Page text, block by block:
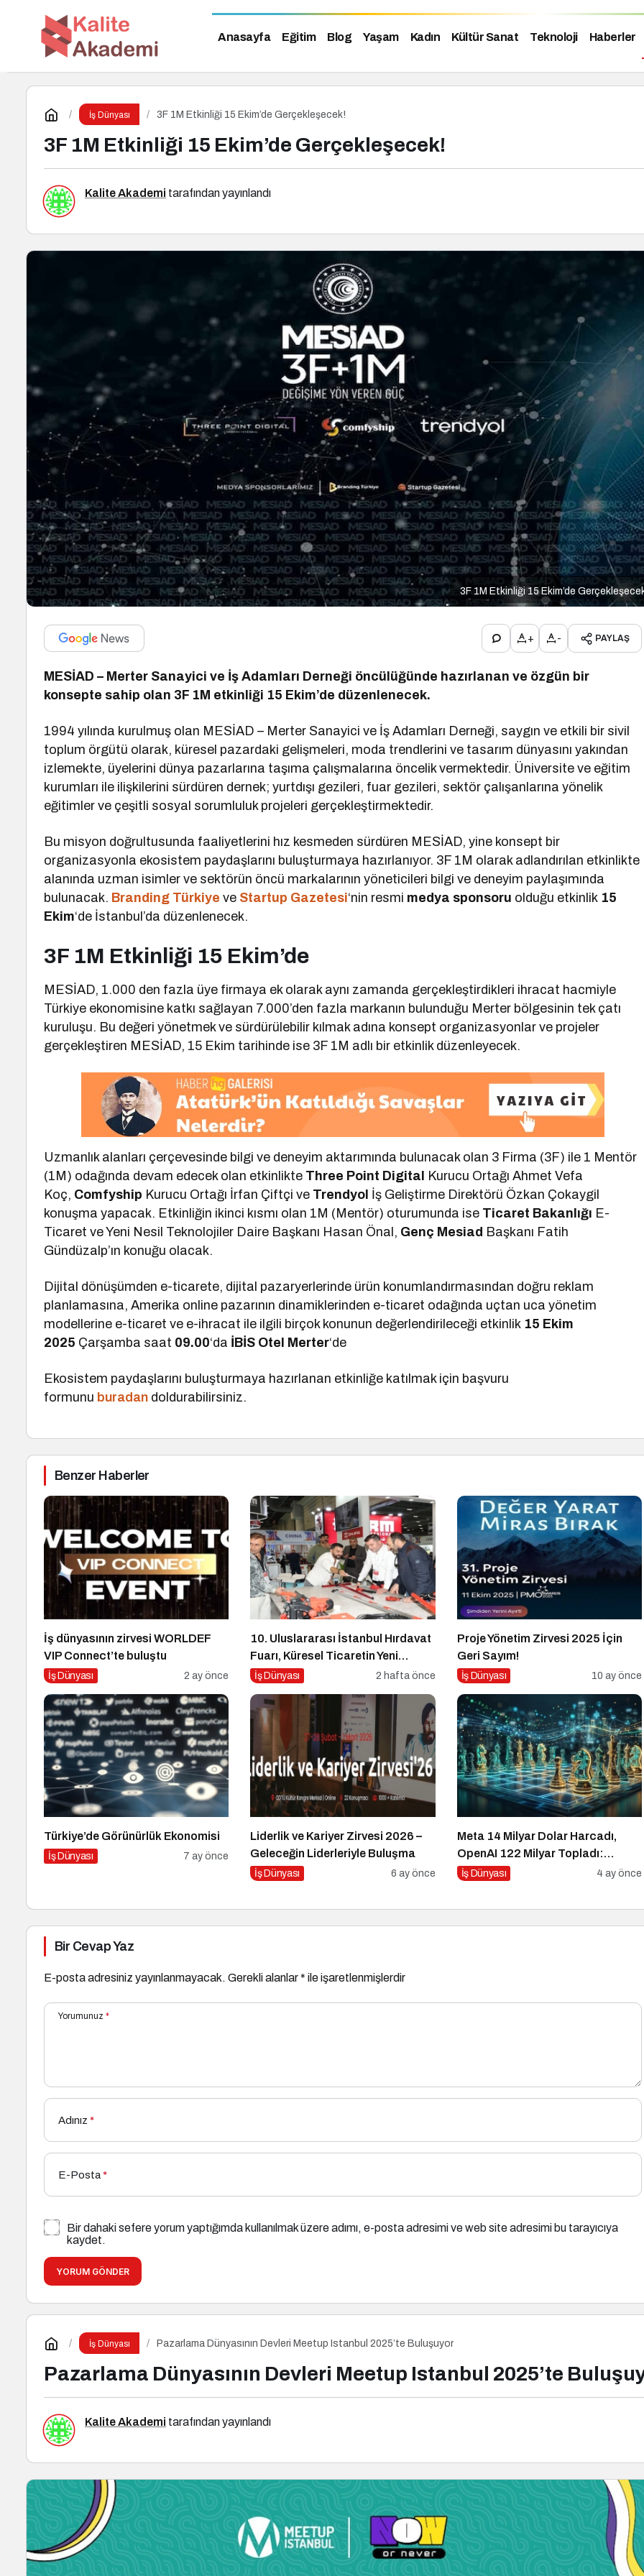
Anasayfa Eğitim Blog Yaşam Kadın Kültür Sanat Teknoloji Haberler
İş Dünyası 3F 1M Etkinliği 15 Ekim’de Gerçekleşecek!
3F 1M Etkinliği 15 Ekim’de Gerçekleşecek!
Kalite Akademi tarafından yayınlandı
3F 1M Etkinliği 15 Ekim’de
+ - PAYLAŞ
MESİAD – Merter Sanayici ve İş Adamları Derneği öncülüğünde hazırlanan ve özgün bir
konsepte sahip olan 3F 1M etkinliği 15 Ekim’de düzenlenecek.
1994 yılında kurulmuş olan MESİAD – Merter Sanayici ve İş Adamları Derneği, saygın ve etkili bir sivil
toplum örgütü olarak, küresel pazardaki gelişmeleri, moda trendlerini ve tasarım dünyasını yakından
izlemekte, üyelerini dünya pazarlarına taşıma çalışmalarına öncelik vermektedir. Üniversite ve eğitim
kurumları ile ilişkilerini sürdüren dernek; yurtdışı gezileri, fuar gezileri, sektör çalışanlarına yönelik
eğitimler ve çeşitli sosyal sorumluluk projeleri gerçekleştirmektedir.
Bu misyon doğrultusunda faaliyetlerini hız kesmeden sürdüren MESİAD, yine konsept bir
organizasyonla ekosistem paydaşlarını buluşturmaya hazırlanıyor. 3F 1M olarak adlandırılan etkinlikte
alanında uzman isimler ve sektörün öncü markalarının yöneticileri bilgi ve deneyim paylaşımında
bulunacak. Branding Türkiye ve Startup Gazetesi‘nin resmi medya sponsoru olduğu etkinlik 15
Ekim‘de İstanbul’da düzenlenecek.
3F 1M Etkinliği 15 Ekim’de
MESİAD, 1.000 den fazla üye firmaya ek olarak aynı zamanda gerçekleştirdikleri ihracat hacmiyle
Türkiye ekonomisine katkı sağlayan 7.000’den fazla markanın bulunduğu Merter bölgesinin tek çatı
kuruluşu. Bu değeri yönetmek ve sürdürülebilir kılmak adına konsept organizasyonlar ve projeler
gerçekleştiren MESİAD, 15 Ekim tarihinde ise 3F 1M adlı bir etkinlik düzenleyecek.
Uzmanlık alanları çerçevesinde bilgi ve deneyim aktarımında bulunacak olan 3 Firma (3F) ile 1 Mentör
(1M) odağında devam edecek olan etkinlikte Three Point Digital
Kurucu Ortağı Ahmet Vefa
Koç, Comfyship Kurucu Ortağı İrfan Çiftçi ve Trendyol İş Geliştirme Direktörü Özkan Çokaygil
konuşma yapacak. Etkinliğin ikinci kısmı olan 1M (Mentör) oturumunda ise Ticaret Bakanlığı E-
Ticaret ve Yeni Nesil Teknolojiler Daire Başkanı Hasan Önal, Genç Mesiad Başkanı Fatih
Gündüzalp’ın konuğu olacak.
Dijital dönüşümden e-ticarete, dijital pazaryerlerinde ürün konumlandırmasından doğru reklam
planlamasına, Amerika online pazarının dinamiklerinden e-ticaret odağında uçtan uca yönetim
modellerine e-ticaret ve e-ihracat ile ilgili birçok konunun değerlendirileceği etkinlik 15 Ekim
2025 Çarşamba saat 09.00‘da İBİS Otel Merter‘de
Ekosistem paydaşlarını buluşturmaya hazırlanan etkinliğe katılmak için başvuru
formunu buradan doldurabilirsiniz.
Benzer Haberler
İş dünyasının zirvesi WORLDEF
VIP Connect’te buluştu
İş Dünyası 2 ay önce
10. Uluslararası İstanbul Hırdavat
Fuarı, Küresel Ticaretin Yeni
Merkezi Olmaya Hazırlanıyor
İş Dünyası 2 hafta önce
Proje Yönetim Zirvesi 2025 İçin
Geri Sayım!
İş Dünyası 10 ay önce
Türkiye’de Görünürlük Ekonomisi
İş Dünyası 7 ay önce
Liderlik ve Kariyer Zirvesi 2026 –
Geleceğin Liderleriyle Buluşma
İş Dünyası 6 ay önce
Meta 14 Milyar Dolar Harcadı,
OpenAI 122 Milyar Topladı:
Girişimci Ne Yapsın?
İş Dünyası 4 ay önce
Bir Cevap Yaz
E-posta adresiniz yayınlanmayacak. Gerekli alanlar* ile işaretlenmişlerdir
Yorumunuz *
Adınız *
E-Posta*
Bir dahaki sefere yorum yaptığımda kullanılmak üzere adımı, e-posta adresimi ve web site adresimi bu tarayıcıya
kaydet.
YORUM GÖNDER
İş Dünyası Pazarlama Dünyasının Devleri Meetup Istanbul 2025’te Buluşuyor
Pazarlama Dünyasının Devleri Meetup Istanbul 2025’te
Kalite Akademi tarafından yayınlandı